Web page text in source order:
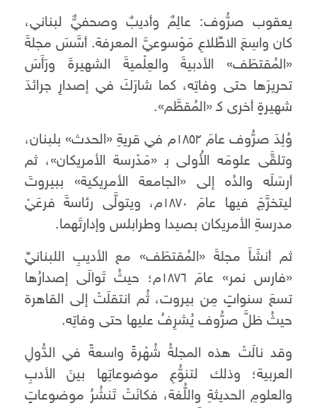
يعقوب صرُّوف: عالِمٌ وأديبٌ وصحفيٌّ لبناني،
كان واسِعَ الاطِّلاعِ مَوْسوعيَّ المعرفة. أسَّسَ مجلةَ
«المُقتطَف» الأدبيةَ والعِلْميةَ الشهيرةَ ورَأَسَ
تحريرَها حتى وفاتِه، كما شارَكَ في إصدارِ جرائدَ
شهيرةٍ أخرى ﮐ «المُقطَّم».
وُلِدَ صرُّوف عامَ ١٨٥٢م في قريةِ «الحدث» بلبنان،
وتلقَّى علومَه الأُولى ﺑ «مَدْرسة الأمريكان»، ثم
أرسَلَه والدُه إلى «الجامعة الأمريكية» ببيروتَ
ليتخرَّجَ فيها عامَ ١٨٧٠م، ويتولَّى رئاسةَ فرعَيْ
مدرسةِ الأمريكان بصيدا وطرابلس وإدارتَهما.
ثم أنشَأَ مجلةَ «المُقتطَف» مع الأديبِ اللبنانيِّ
«فارس نمر» عامَ ١٨٧٦م؛ حيثُ تَوالَى إصدارُها
تسعَ سنواتٍ مِن بيروت، ثُم انتقلَتْ إلى القاهرة
حيثُ ظلَّ صرُّوف يُشرِفُ عليها حتى وفاتِه.
وقد نالَتْ هذه المجلةُ شُهْرةً واسعةً في الدُّولِ
العربية؛ وذلك لتنوُّعِ موضوعاتِها بينَ الأدبِ
والعلومِ الحديثةِ واللُّغة، فكانَتْ تَنشُرُ موضوعاتٍ